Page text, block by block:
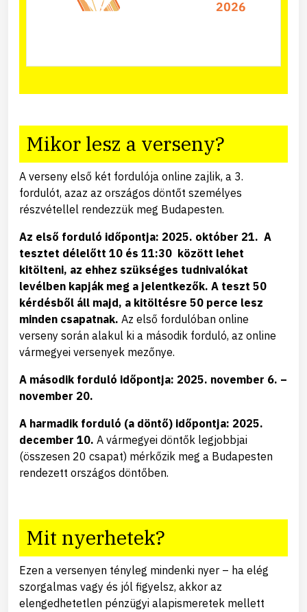
Mikor lesz a verseny?
A verseny első két fordulója online zajlik, a 3.
fordulót, azaz az országos döntőt személyes
részvétellel rendezzük meg Budapesten.
Az első forduló időpontja: 2025. október 21. A
tesztet délelőtt 10 és 11:30 között lehet
kitölteni, az ehhez szükséges tudnivalókat
levélben kapják meg a jelentkezők. A teszt 50
kérdésből áll majd, a kitöltésre 50 perce lesz
minden csapatnak. Az első fordulóban online
verseny során alakul ki a második forduló, az online
vármegyei versenyek mezőnye.
A második forduló időpontja: 2025. november 6. –
november 20.
A harmadik forduló (a döntő) időpontja: 2025.
december 10. A vármegyei döntők legjobbjai
(összesen 20 csapat) mérkőzik meg a Budapesten
rendezett országos döntőben.
Mit nyerhetek?
Ezen a versenyen tényleg mindenki nyer – ha elég
szorgalmas vagy és jól figyelsz, akkor az
elengedhetetlen pénzügyi alapismeretek mellett